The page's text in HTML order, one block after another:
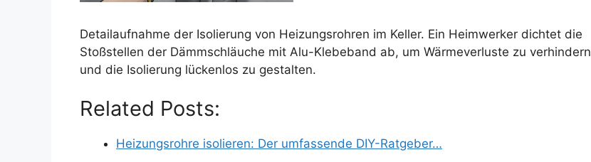
Detailaufnahme der Isolierung von Heizungsrohren im Keller. Ein Heimwerker dichtet die
Stoßstellen der Dämmschläuche mit Alu-Klebeband ab, um Wärmeverluste zu verhindern
und die Isolierung lückenlos zu gestalten.
Related Posts:
Heizungsrohre isolieren: Der umfassende DIY-Ratgeber…